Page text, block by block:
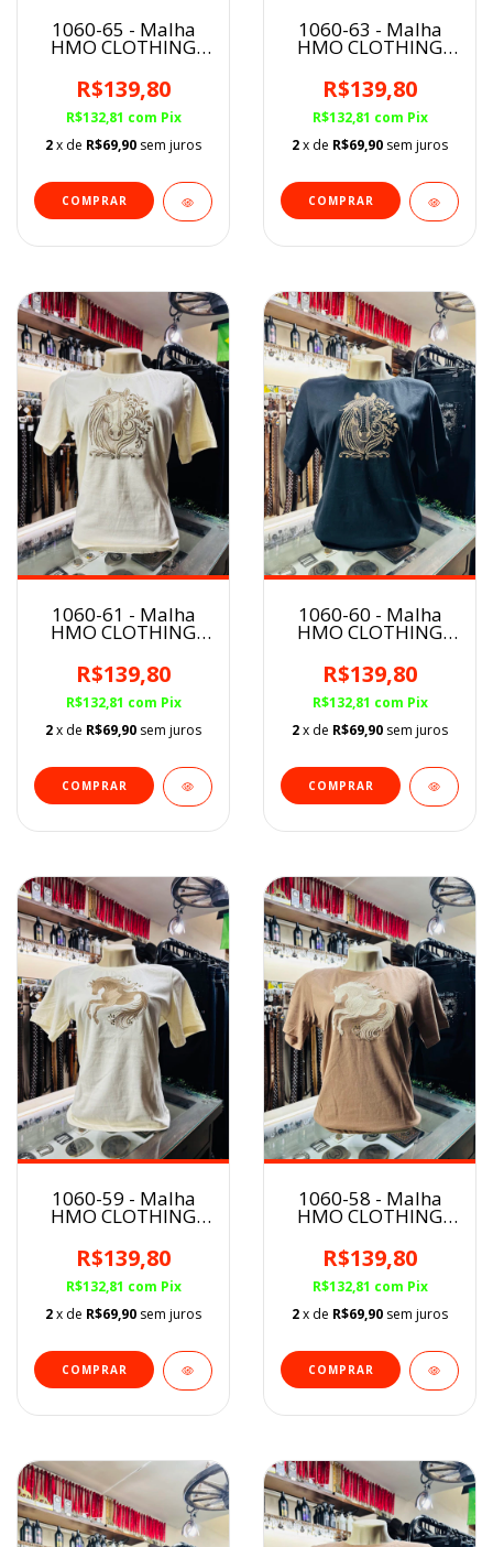
1060-65 - Malha
HMO CLOTHING
R$139,80
R$132,81 com Pix
2x de R$69,90 sem juros
COMPRAR
1060-63 - Malha
HMO CLOTHING
R$139,80
R$132,81 com Pix
2x de R$69,90 sem juros
COMPRAR
1060-61 - Malha
HMO CLOTHING
R$139,80
R$132,81 com Pix
2x de R$69,90 sem juros
COMPRAR
1060-60 - Malha
HMO CLOTHING
R$139,80
R$132,81 com Pix
2x de R$69,90 sem juros
COMPRAR
1060-59 - Malha
HMO CLOTHING
R$139,80
R$132,81 com Pix
2x de R$69,90 sem juros
COMPRAR
1060-58 - Malha
HMO CLOTHING
R$139,80
R$132,81 com Pix
2x de R$69,90 sem juros
COMPRAR